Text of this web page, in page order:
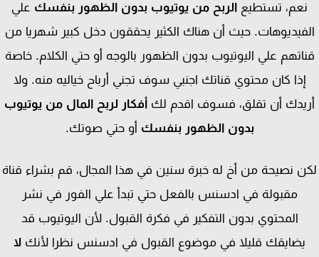
تستطيعالربح من يوتيوب بدون الظهور بنفسكعلي
حيث أن هناك الكثير يحققون دخل كبير شهريا من
علي اليوتيوب بدون الظهور بالوجه أو حتي الكلام. خاصة
إذا كان محتوي قناتك اجنبي سوف تجني أرباح خياليه منه. ولا
أن تقلق، فسوف اقدم لكأفكار لربح المال من يوتيوب
بدون الظهور بنفسكأو حتي صوتك.
نصيحة من أخ له خبرة سنين في هذا المجال، قم بشراء قناة
مقبولة في ادسنس بالفعل حتي تبدأ علي الفور في نشر
المحتوي بدون التفكير في فكرة القبول. لأن اليوتيوب قد
يضايقك قليلا في موضوع القبول في ادسنس نظرا لأنكلا